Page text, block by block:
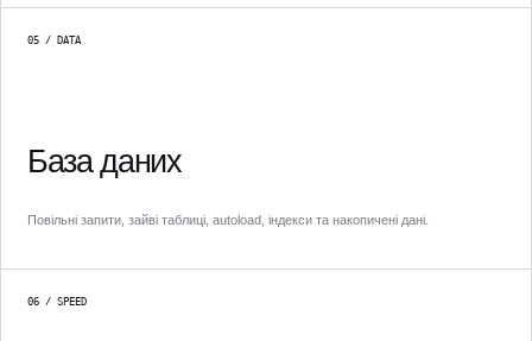
05 / DATA
База даних
Повільні запити, зайві таблиці, autoload, індекси та накопичені дані.
06 / SPEED